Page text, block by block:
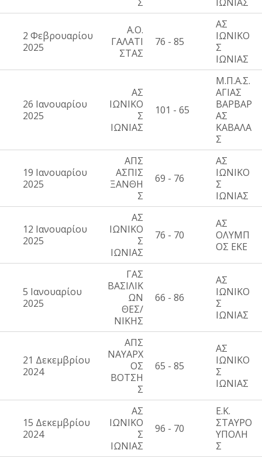
2 Φεβρουαρίου
2025
Α.Ο.
ΓΑΛΑΤΙ
ΣΤΑΣ
76 - 85
ΑΣ
ΙΩΝΙΚΟ
Σ
ΙΩΝΙΑΣ
26 Ιανουαρίου
2025
ΑΣ
ΙΩΝΙΚΟ
Σ
ΙΩΝΙΑΣ
101 - 65
Μ.Π.Α.Σ.
ΑΓΙΑΣ
ΒΑΡΒΑΡ
ΑΣ
ΚΑΒΑΛΑ
Σ
19 Ιανουαρίου
2025
ΑΠΣ
ΑΣΠΙΣ
ΞΑΝΘΗ
Σ
69 - 76
ΑΣ
ΙΩΝΙΚΟ
Σ
ΙΩΝΙΑΣ
12 Ιανουαρίου
2025
ΑΣ
ΙΩΝΙΚΟ
Σ
ΙΩΝΙΑΣ
76 - 70
ΑΣ
ΟΛΥΜΠ
ΟΣ ΕΚΕ
5 Ιανουαρίου
2025
ΓΑΣ
ΒΑΣΙΛΙΚ
ΩΝ
ΘΕΣ/
ΝΙΚΗΣ
66 - 86
ΑΣ
ΙΩΝΙΚΟ
Σ
ΙΩΝΙΑΣ
21 Δεκεμβρίου
2024
ΑΠΣ
ΝΑΥΑΡΧ
ΟΣ
ΒΟΤΣΗ
Σ
65 - 85
ΑΣ
ΙΩΝΙΚΟ
Σ
ΙΩΝΙΑΣ
15 Δεκεμβρίου
2024
ΑΣ
ΙΩΝΙΚΟ
Σ
ΙΩΝΙΑΣ
96 - 70
Ε.Κ.
ΣΤΑΥΡΟ
ΥΠΟΛΗ
Σ